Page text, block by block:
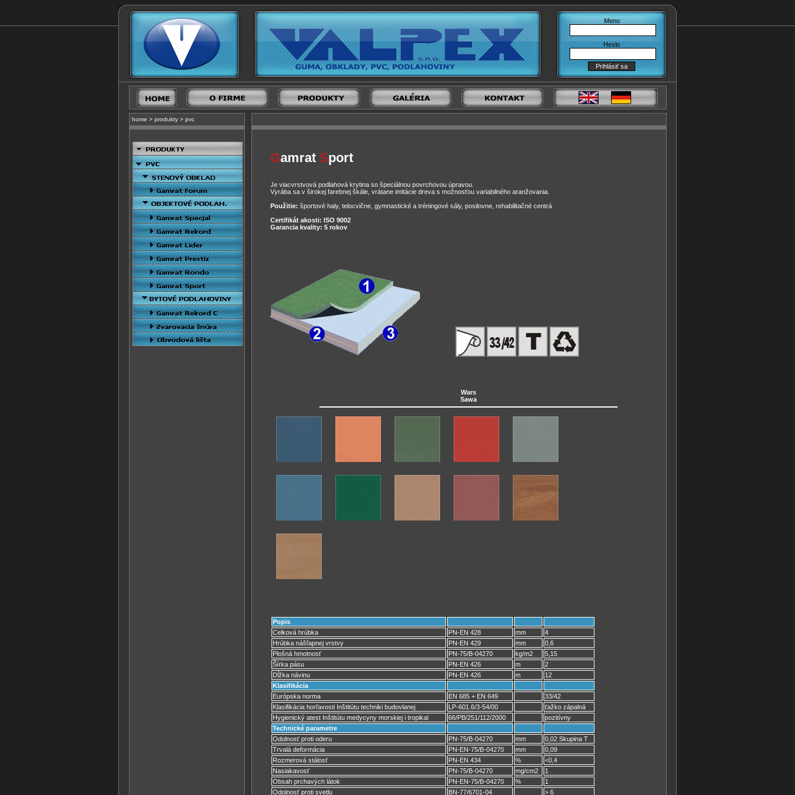
Meno
Heslo
home > produkty > pvc
Gamrat Sport
Je viacvrstvová podlahová krytina so špeciálnou povrchovou úpravou.
Vyrába sa v širokej farebnej škále, vrátane imitácie dreva s možnosťou variabilného aranžovania.
Použitie: športové haly, telocvične, gymnastické a tréningové sály, posilovne, rehabilitačné centrá
Certifikát akosti: ISO 9002
Garancia kvality: 5 rokov
Wars
Sawa
Popis
Celková hrúbka
PN-EN 428 mm
4
Hrúbka nášľapnej vrstvy
PN-EN 429 mm
0,6
Plošná hmotnosť
PN-75/B-04270 kg/m2
5,15
Šírka pásu
PN-EN 426 m
2
Dĺžka návinu
PN-EN 426 m
12
Klasifikácia
Európska norma
EN 685 + EN 649
33/42
Klasifikácia horľavosti Inštitútu techniki budovlanej
LP-601.6/3-54/00
ťažko zápalná
Hygienický atest Inštitútu medycyny morskiej i tropikal
66/PB/251/112/2000
pozitívny
Technické parametre
Odolnosť proti oderu
PN-75/B-04270 mm
0,02 Skupina T
Trvalá deformácia
PN-EN-75/B-04270 mm
0,09
Rozmerová stálosť
PN-EN 434 %
<0,4
Nasiakavosť
PN-75/B-04270 mg/cm2
1
Obsah prchavých látok
PN-EN-75/B-04270 %
1
Odolnosť proti svetlu
BN-77/6701-04 > 6